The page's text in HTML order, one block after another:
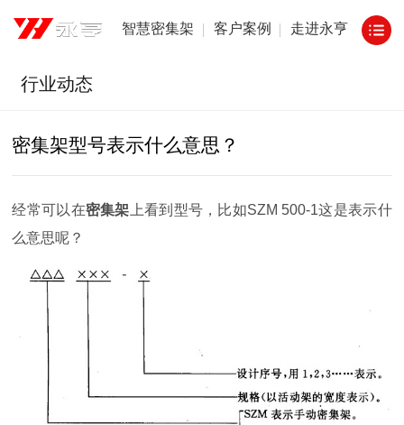
智慧密集架 客户案例 走进永亨
行业动态
密集架型号表示什么意思？
经常可以在密集架 上看到型号，比如SZM 500-1这是表示什
么意思呢？